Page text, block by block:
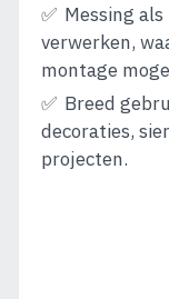
Messing
verwerken,
montage
Breed
decoraties,
projecten.